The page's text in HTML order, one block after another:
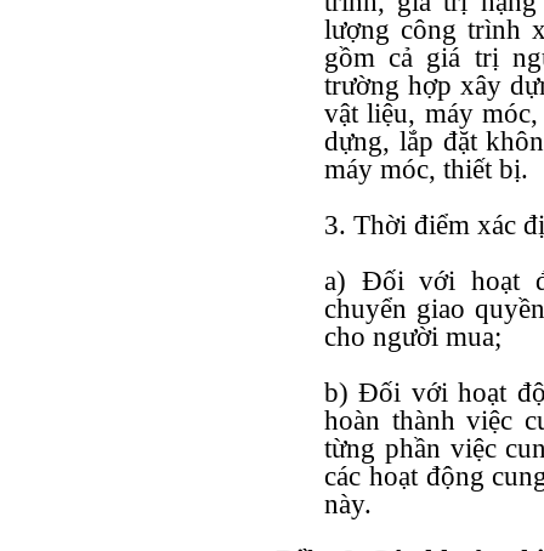
lượng công trình
gồm cả giá trị
trường hợp xây
vật liệu, máy
dựng, lắp đặt
máy móc, thiết bị.
3. Thời điểm xác
a) Đối với hoạt
chuyển giao
cho người mua;
b) Đối với hoạt
hoàn thành việc
từng phần việc
các hoạt động
này.